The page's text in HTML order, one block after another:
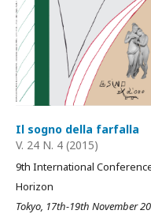
Il sogno della farfalla
V. 24 N. 4 (2015)
9th International
Horizon
Tokyo, 17th-19th November